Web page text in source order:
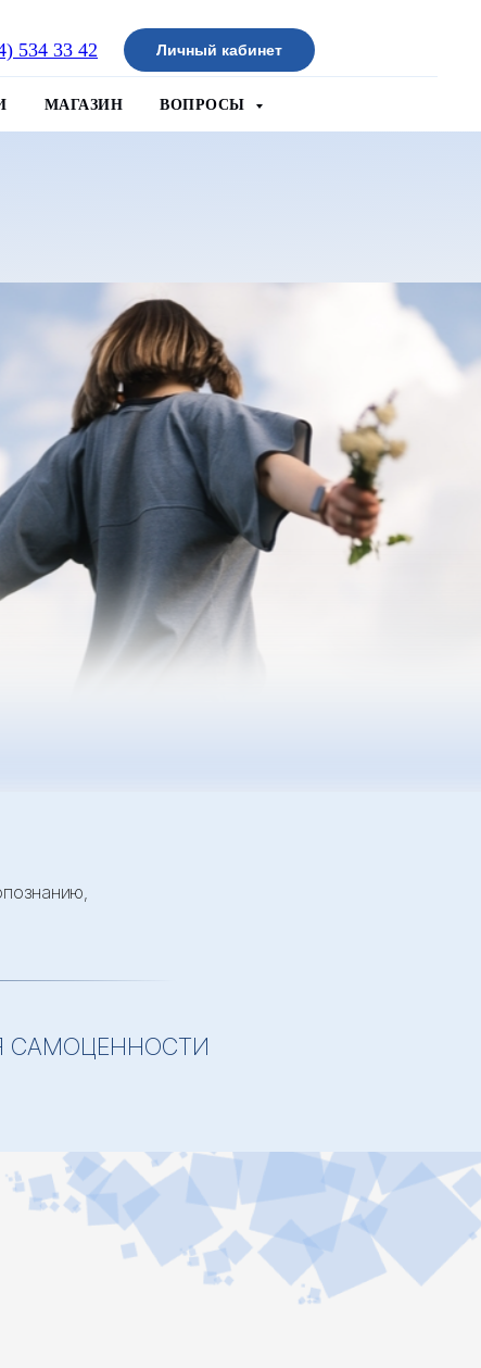
534 33 42 Личный кабинет
МАГАЗИН ВОПРОСЫ
САМОЦЕННОСТИ